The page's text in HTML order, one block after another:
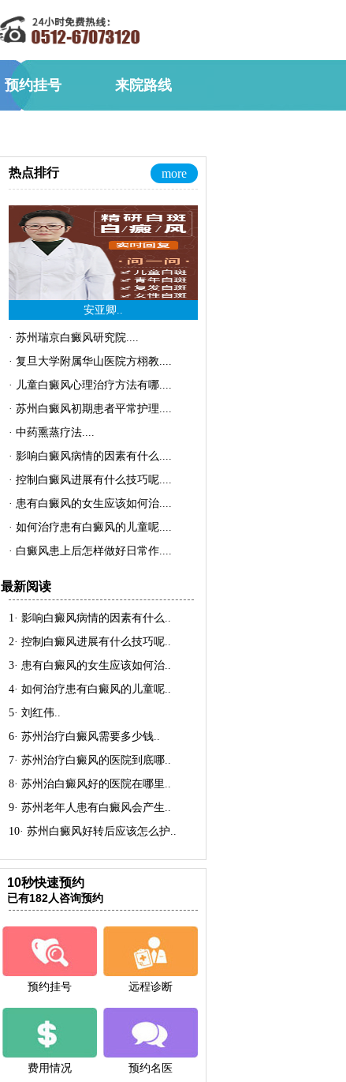
预约挂号 来院路线
热点排行 more
安亚卿..
· 苏州瑞京白癜风研究院....
· 复旦大学附属华山医院方栩教....
· 儿童白癜风心理治疗方法有哪....
· 苏州白癜风初期患者平常护理....
· 中药熏蒸疗法....
· 影响白癜风病情的因素有什么....
· 控制白癜风进展有什么技巧呢....
· 患有白癜风的女生应该如何治....
· 如何治疗患有白癜风的儿童呢....
· 白癜风患上后怎样做好日常作....
最新阅读
1· 影响白癜风病情的因素有什么..
2· 控制白癜风进展有什么技巧呢..
3· 患有白癜风的女生应该如何治..
4· 如何治疗患有白癜风的儿童呢..
5· 刘红伟..
6· 苏州治疗白癜风需要多少钱..
7· 苏州治疗白癜风的医院到底哪..
8· 苏州治白癜风好的医院在哪里 ..
9· 苏州老年人患有白癜风会产生..
10· 苏州白癜风好转后应该怎么护..
10秒快速预约
已有182人咨询预约
预约挂号 远程诊断
费用情况 预约名医